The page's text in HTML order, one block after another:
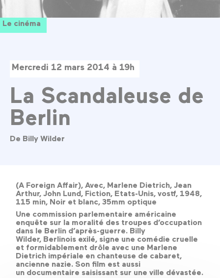
Le cinéma
Mercredi 12 mars 2014 à 19h
La Scandaleuse de
Berlin
De Billy Wilder
(A Foreign Affair), Avec, Marlene Dietrich, Jean
Arthur, John Lund, Fiction, Etats-Unis, vostf, 1948,
115 min, Noir et blanc, 35mm optique
Une commission parlementaire américaine
enquête sur la moralité des troupes d’occupation
dans le Berlin d’après-guerre. Billy
Wilder, Berlinois exilé, signe une comédie cruelle
et formidablement drôle avec une Marlene
Dietrich impériale en chanteuse de cabaret,
ancienne nazie. Son film est aussi
un documentaire saisissant sur une ville dévastée.